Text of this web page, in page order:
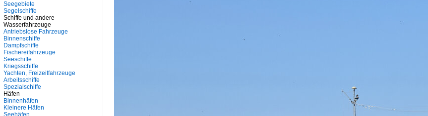
Seegebiete
Segelschiffe
Schiffe und andere
Wasserfahrzeuge
Antriebslose Fahrzeuge
Binnenschiffe
Dampfschiffe
Fischereifahrzeuge
Seeschiffe
Kriegsschiffe
Yachten, Freizeitfahrzeuge
Arbeitsschiffe
Spezialschiffe
Häfen
Binnenhäfen
Kleinere Häfen
Seehäfen